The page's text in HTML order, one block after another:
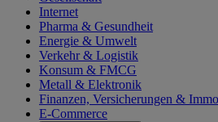
Internet
Pharma & Gesundheit
Energie & Umwelt
Verkehr & Logistik
Konsum & FMCG
Metall & Elektronik
Finanzen, Versicherungen &
E-Commerce